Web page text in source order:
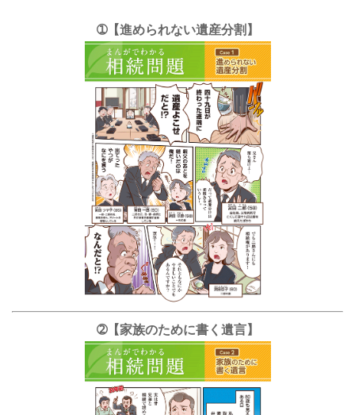
➀【進められない遺産分割】
➁【家族のために書く遺言】